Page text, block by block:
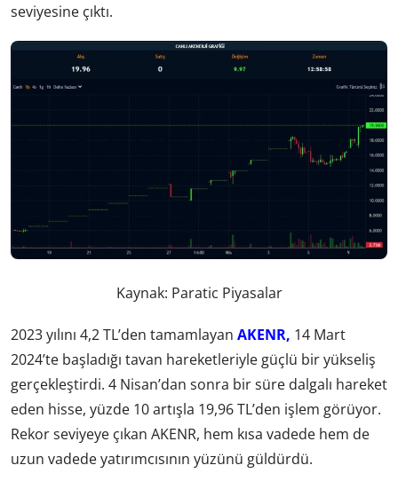
seviyesine çıktı.
Kaynak: Paratic Piyasalar
2023 yılını 4,2 TL’den tamamlayan AKENR, 14 Mart
2024’te başladığı tavan hareketleriyle güçlü bir yükseliş
gerçekleştirdi. 4 Nisan’dan sonra bir süre dalgalı hareket
eden hisse, yüzde 10 artışla 19,96 TL’den işlem görüyor.
Rekor seviyeye çıkan AKENR, hem kısa vadede hem de
uzun vadede yatırımcısının yüzünü güldürdü.